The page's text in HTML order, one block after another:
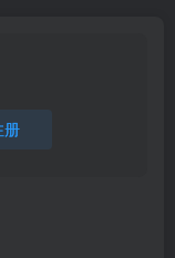
册